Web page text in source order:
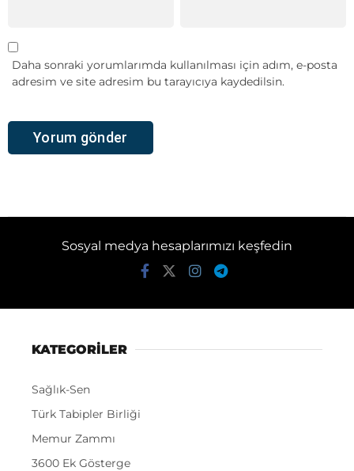
Daha sonraki yorumlarımda kullanılması için adım, e-posta
adresim ve site adresim bu tarayıcıya kaydedilsin.
Sosyal medya hesaplarımızı keşfedin
KATEGORİLER
Sağlık-Sen
Türk Tabipler Birliği
Memur Zammı
3600 Ek Gösterge